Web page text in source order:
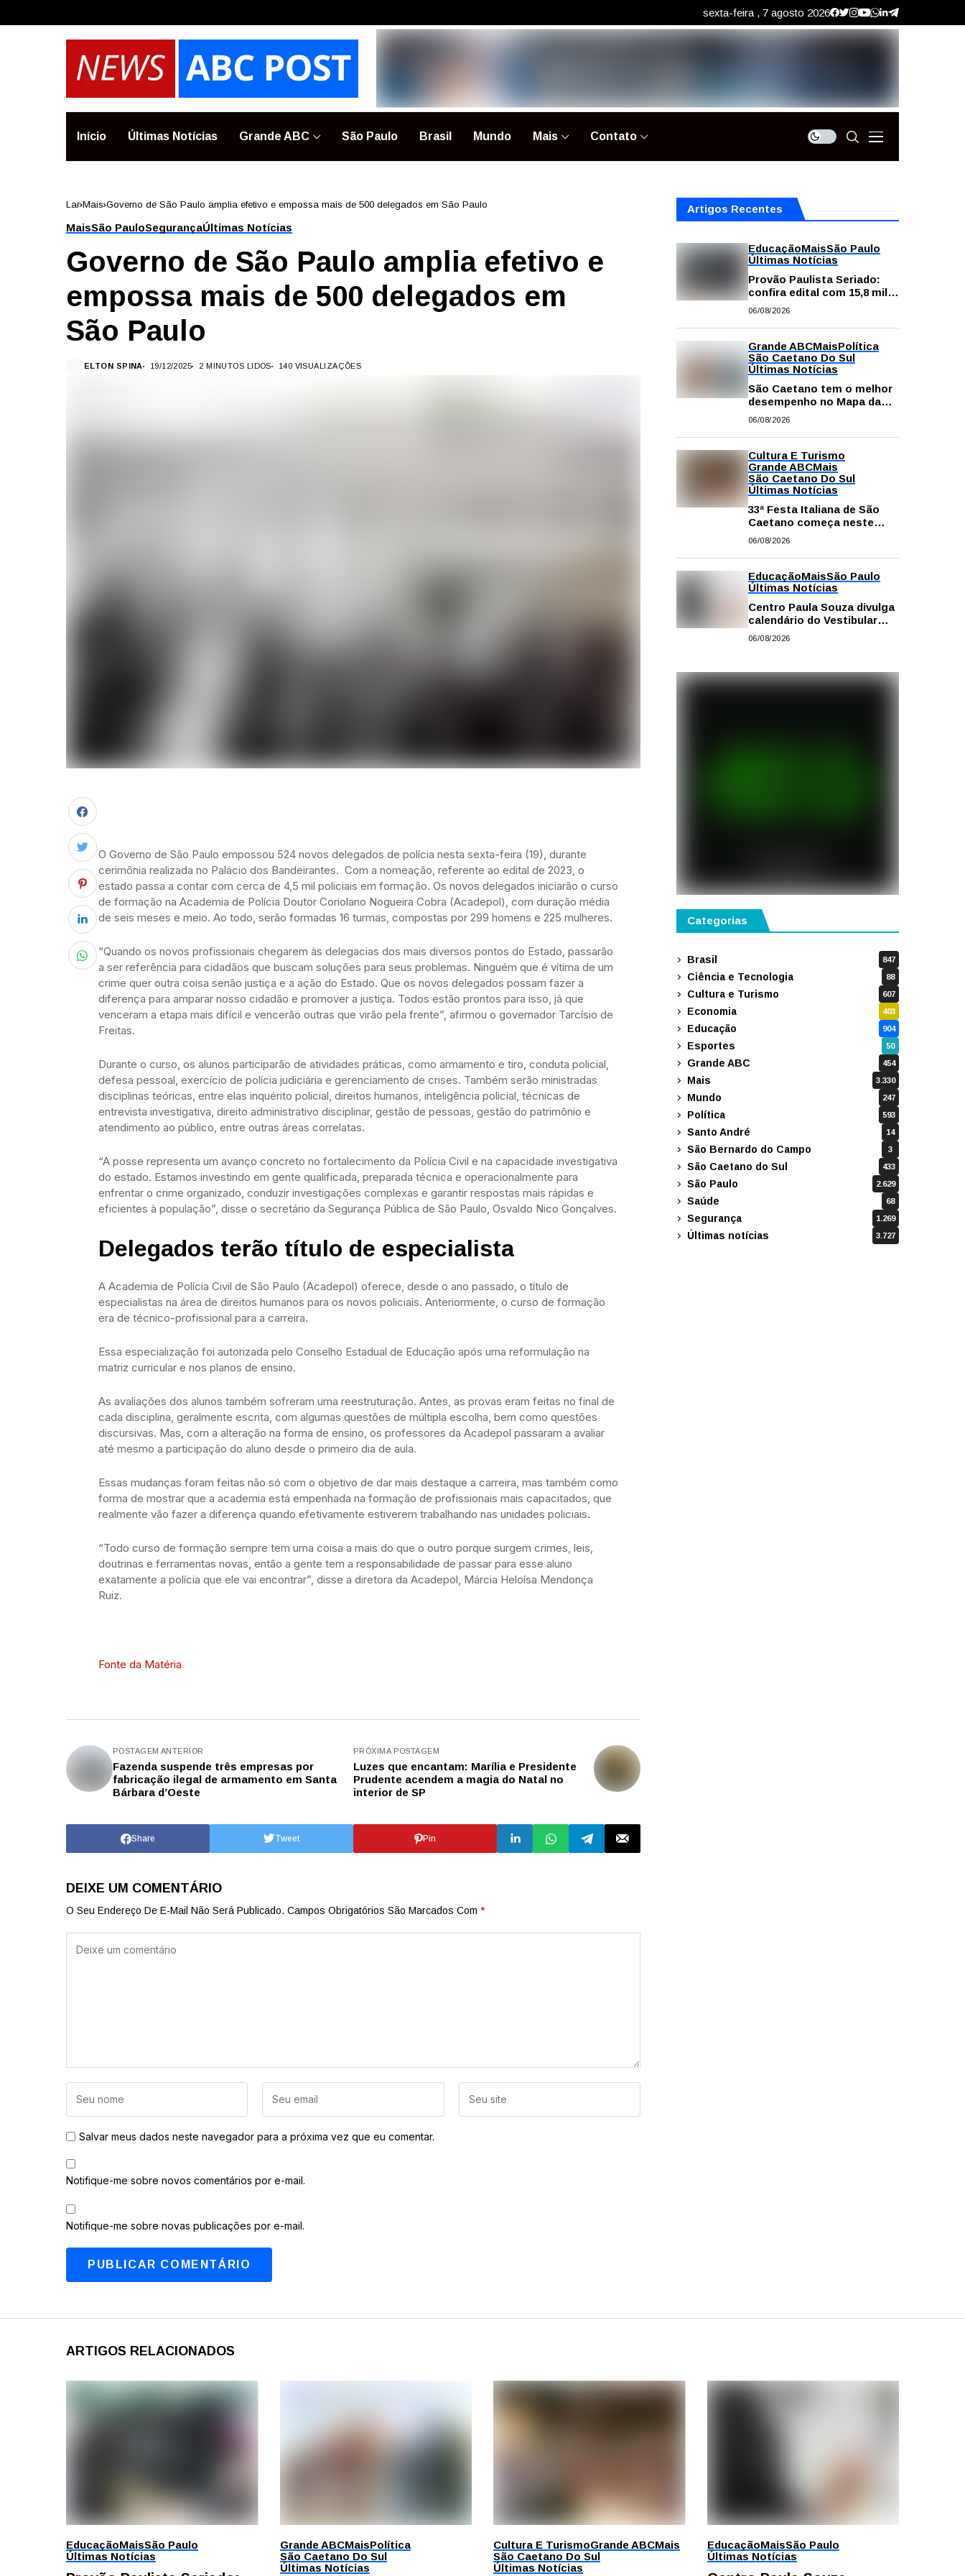
sexta-feira , 7 agosto 2026
Início Últimas Notícias Grande ABC São Paulo Brasil Mundo Mais Contato
Lar Mais Governo de São Paulo amplia efetivo e empossa mais de 500 delegados em São Paulo
MaisSão PauloSegurançaÚltimas Notícias
Governo de São Paulo amplia efetivo e
empossa mais de 500 delegados em
São Paulo
ELTON SPINA 19/12/2025 2 MINUTOS LIDOS 140 VISUALIZAÇÕES
O Governo de São Paulo empossou 524 novos delegados de polícia nesta sexta-feira (19), durante
cerimônia realizada no Palácio dos Bandeirantes. Com a nomeação, referente ao edital de 2023, o
estado passa a contar com cerca de 4,5 mil policiais em formação. Os novos delegados iniciarão o curso
de formação na Academia de Polícia Doutor Coriolano Nogueira Cobra (Acadepol), com duração média
de seis meses e meio. Ao todo, serão formadas 16 turmas, compostas por 299 homens e 225 mulheres.
“Quando os novos profissionais chegarem às delegacias dos mais diversos pontos do Estado, passarão
a ser referência para cidadãos que buscam soluções para seus problemas. Ninguém que é vítima de um
crime quer outra coisa senão justiça e a ação do Estado. Que os novos delegados possam fazer a
diferença para amparar nosso cidadão e promover a justiça. Todos estão prontos para isso, já que
venceram a etapa mais difícil e vencerão outras que virão pela frente”, afirmou o governador Tarcísio de
Freitas.
Durante o curso, os alunos participarão de atividades práticas, como armamento e tiro, conduta policial,
defesa pessoal, exercício de polícia judiciária e gerenciamento de crises. Também serão ministradas
disciplinas teóricas, entre elas inquérito policial, direitos humanos, inteligência policial, técnicas de
entrevista investigativa, direito administrativo disciplinar, gestão de pessoas, gestão do patrimônio e
atendimento ao público, entre outras áreas correlatas.
“A posse representa um avanço concreto no fortalecimento da Polícia Civil e na capacidade investigativa
do estado. Estamos investindo em gente qualificada, preparada técnica e operacionalmente para
enfrentar o crime organizado, conduzir investigações complexas e garantir respostas mais rápidas e
eficientes à população”, disse o secretário da Segurança Pública de São Paulo, Osvaldo Nico Gonçalves.
Delegados terão título de especialista
A Academia de Polícia Civil de São Paulo (Acadepol) oferece, desde o ano passado, o título de
especialistas na área de direitos humanos para os novos policiais. Anteriormente, o curso de formação
era de técnico-profissional para a carreira.
Essa especialização foi autorizada pelo Conselho Estadual de Educação após uma reformulação na
matriz curricular e nos planos de ensino.
As avaliações dos alunos também sofreram uma reestruturação. Antes, as provas eram feitas no final de
cada disciplina, geralmente escrita, com algumas questões de múltipla escolha, bem como questões
discursivas. Mas, com a alteração na forma de ensino, os professores da Acadepol passaram a avaliar
até mesmo a participação do aluno desde o primeiro dia de aula.
Essas mudanças foram feitas não só com o objetivo de dar mais destaque a carreira, mas também como
forma de mostrar que a academia está empenhada na formação de profissionais mais capacitados, que
realmente vão fazer a diferença quando efetivamente estiverem trabalhando nas unidades policiais.
“Todo curso de formação sempre tem uma coisa a mais do que o outro porque surgem crimes, leis,
doutrinas e ferramentas novas, então a gente tem a responsabilidade de passar para esse aluno
exatamente a polícia que ele vai encontrar”, disse a diretora da Acadepol, Márcia Heloísa Mendonça
Ruiz.
Fonte da Matéria
POSTAGEM ANTERIOR
Fazenda suspende três empresas por
fabricação ilegal de armamento em Santa
Bárbara d’Oeste
PRÓXIMA POSTAGEM
Luzes que encantam: Marília e Presidente
Prudente acendem a magia do Natal no
interior de SP
Share Tweet Pin
DEIXE UM COMENTÁRIO
O Seu Endereço De E-Mail Não Será Publicado. Campos Obrigatórios São Marcados Com *
Salvar meus dados neste navegador para a próxima vez que eu comentar.
Notifique-me sobre novos comentários por e-mail.
Notifique-me sobre novas publicações por e-mail.
Artigos Recentes
EducaçãoMaisSão Paulo
Últimas Notícias
Provão Paulista Seriado:
confira edital com 15,8 mil
vagas para ensino superior
06/08/2026
Grande ABCMaisPolítica
São Caetano Do Sul
Últimas Notícias
São Caetano tem o melhor
desempenho no Mapa da
Desigualdade da Grande SP
06/08/2026
Cultura E Turismo
Grande ABCMais
São Caetano Do Sul
Últimas Notícias
33ª Festa Italiana de São
Caetano começa neste
sábado com mais barracas
e atrações
06/08/2026
EducaçãoMaisSão Paulo
Últimas Notícias
Centro Paula Souza divulga
calendário do Vestibular
das Fatecs para o primeiro
06/08/2026
Categorias
Brasil 847
Ciência e Tecnologia 88
Cultura e Turismo 607
Economia 403
Educação 904
Esportes 50
Grande ABC 454
Mais 3.330
Mundo 247
Política 593
Santo André 14
São Bernardo do Campo 3
São Caetano do Sul 433
São Paulo 2.629
Saúde 68
Segurança 1.269
Últimas notícias 3.727
ARTIGOS RELACIONADOS
EducaçãoMaisSão Paulo
Últimas Notícias
Grande ABCMaisPolítica
São Caetano Do Sul
Últimas Notícias
Cultura E TurismoGrande ABCMais
São Caetano Do Sul
Últimas Notícias
EducaçãoMaisSão Paulo
Últimas Notícias